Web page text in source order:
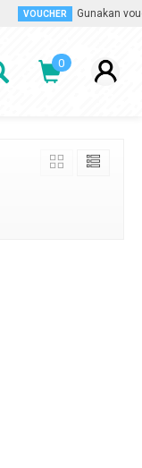
VOUCHER Gunakan
0